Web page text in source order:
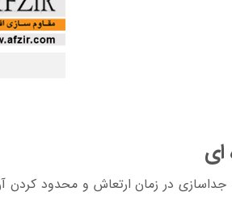
ای
در زمان ارتعاش و محدود كردن